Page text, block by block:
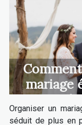
mariage
Organiser un
séduit de plus en